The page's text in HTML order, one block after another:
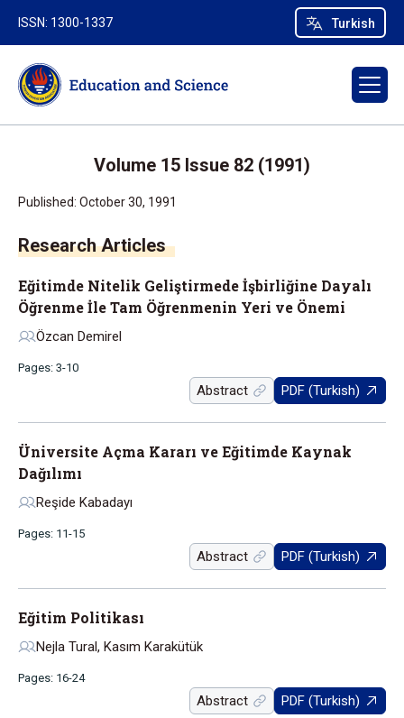
Turkish
ISSN: 1300-1337
Volume 15 Issue 82 (1991)
Published: October 30, 1991
Research Articles
Eğitimde Nitelik Geliştirmede İşbirliğine Dayalı
Öğrenme İle Tam Öğrenmenin Yeri ve Önemi
Özcan Demirel
Pages: 3-10
Abstract PDF (Turkish)
Üniversite Açma Kararı ve Eğitimde Kaynak
Dağılımı
Reşide Kabadayı
Pages: 11-15
Abstract PDF (Turkish)
Eğitim Politikası
Nejla Tural, Kasım Karakütük
Pages: 16-24
Abstract PDF (Turkish)